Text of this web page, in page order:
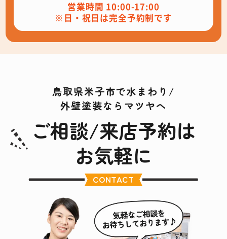
営業時間 10:00-17:00
※日・祝日は完全予約制です
鳥取県米子市で水まわり/
外壁塗装ならマツヤへ
ご相談/来店予約は
お気軽に
CONTACT